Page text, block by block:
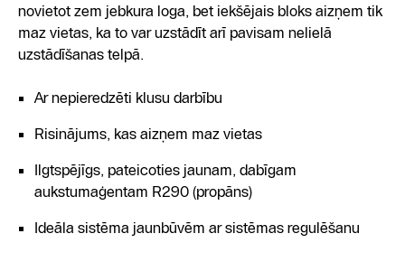
novietot zem jebkura loga, bet iekšējais bloks aizņem tik
maz vietas, ka to var uzstādīt arī pavisam nelielā
uzstādīšanas telpā.
Ar nepieredzēti klusu darbību
Risinājums, kas aizņem maz vietas
Ilgtspējīgs, pateicoties jaunam, dabīgam
aukstumaģentam R290 (propāns)
Ideāla sistēma jaunbūvēm ar sistēmas regulēšanu